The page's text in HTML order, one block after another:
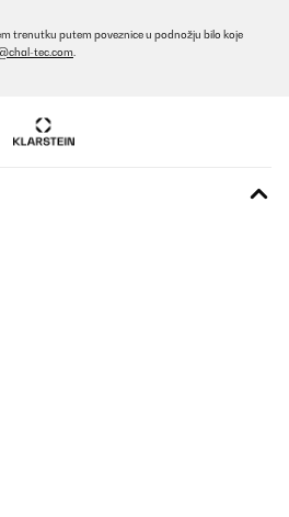
trenutku putem poveznice u podnožju bilo koje
tec.com